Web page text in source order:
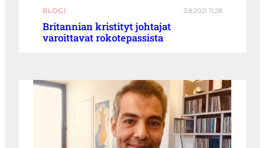
BLOGI 3.8.2021 11:28
Britannian kristityt johtajat
varoittavat rokotepassista